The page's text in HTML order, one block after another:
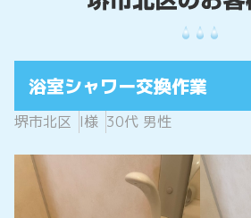
浴室シャワー交換作業
堺市北区 I様 30代 男性